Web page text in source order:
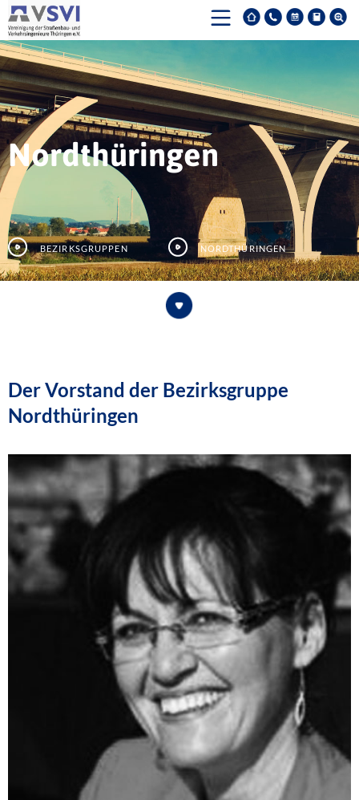
Nordthüringen
Bezirksgruppen Nordthüringen
Der Vorstand der Bezirksgruppe
Nordthüringen